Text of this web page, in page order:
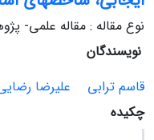
نوع مقاله : مقاله علمی-
نویسندگان
قاسم ترابی
علیرضا
چکیده